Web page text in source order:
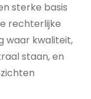
sterke basis
rechterlijke
waar kwaliteit,
staan, en